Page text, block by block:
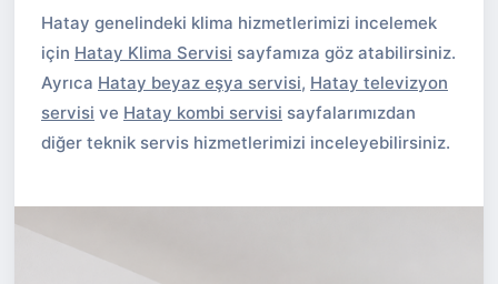
Hatay genelindeki klima hizmetlerimizi incelemek
için Hatay Klima Servisi sayfamıza göz atabilirsiniz.
Ayrıca Hatay beyaz eşya servisi, Hatay televizyon
servisi ve Hatay kombi servisi sayfalarımızdan
diğer teknik servis hizmetlerimizi inceleyebilirsiniz.